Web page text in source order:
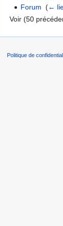
Forum ‎(←
Voir (50
Politique de